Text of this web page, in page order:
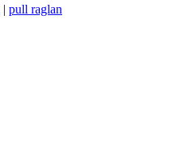
| pull raglan